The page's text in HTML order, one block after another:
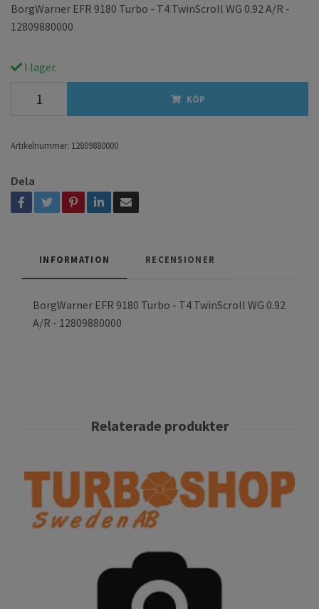
BorgWarner EFR 9180 Turbo - T4 TwinScroll WG 0.92 A/R -
12809880000
I lager.
KÖP
Artikelnummer: 12809880000
Dela
INFORMATION RECENSIONER
BorgWarner EFR 9180 Turbo - T4 TwinScroll WG 0.92
A/R - 12809880000